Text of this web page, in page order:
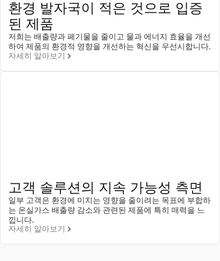
환경 발자국이 적은 것으로 입증
된 제품
저희는 배출량과 폐기물을 줄이고 물과 에너지 효율을 개선
하여 제품의 환경적 영향을 개선하는 혁신을 우선시합니다.
자세히 알아보기
고객 솔루션의 지속 가능성 측면
일부 고객은 환경에 미치는 영향을 줄이려는 목표에 부합하
는 온실가스 배출량 감소와 관련된 제품에 특히 매력을 느
낍니다.
자세히 알아보기